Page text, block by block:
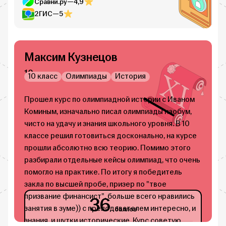
Сравни.ру—4,9
2ГИС—5
Максим Кузнецов
10 класс
36 баллов
10 класс Олимпиады История
Прошел курс по олимпиадной истории с Иваном
Коминым, изначально писал олимпиады наобум,
чисто на удачу и знания школьного уровня. В 10
классе решил готовиться досконально, на курсе
прошли абсолютно всю теорию. Помимо этого
разбирали отдельные кейсы олимпиад, что очень
помогло на практике. По итогу я победитель
закла по высшей пробе, призер по "твое
призвание финансист", больше всего нравились
занятия в зуме)) с преподавателем интересно, и
знания, и шутки исторические. Курс советую,